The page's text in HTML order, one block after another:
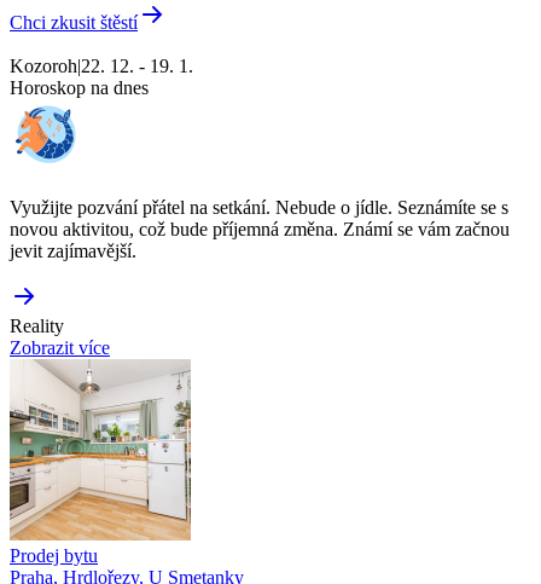
Chci zkusit štěstí
Kozoroh|22. 12. - 19. 1.
Horoskop na dnes
Využijte pozvání přátel na setkání. Nebude o jídle. Seznámíte se s
novou aktivitou, což bude příjemná změna. Známí se vám začnou
jevit zajímavější.
Reality
Zobrazit více
Prodej bytu
Praha, Hrdlořezy, U Smetanky